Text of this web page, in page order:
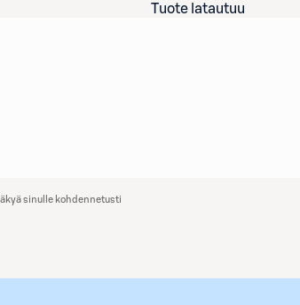
Tuote latautuu
sinulle kohdennetusti